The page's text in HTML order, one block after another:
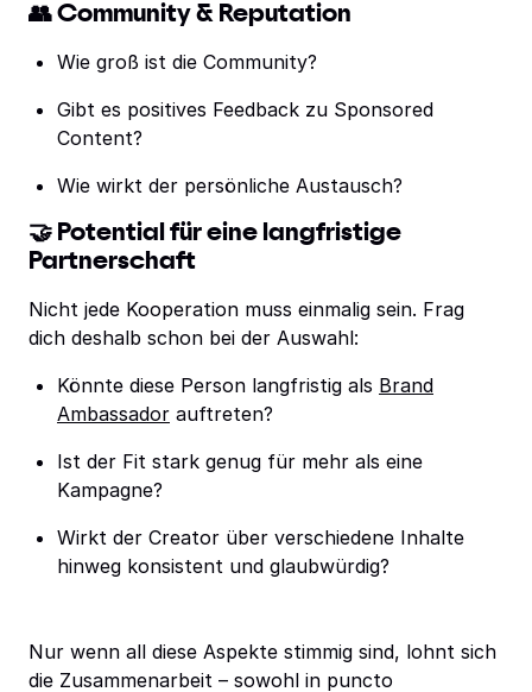
👥 Community & Reputation
Wie groß ist die Community?
Gibt es positives Feedback zu Sponsored
Content?
Wie wirkt der persönliche Austausch?
🤝 Potential für eine langfristige
Partnerschaft
Nicht jede Kooperation muss einmalig sein. Frag
dich deshalb schon bei der Auswahl:
Könnte diese Person langfristig als Brand
Ambassador auftreten?
Ist der Fit stark genug für mehr als eine
Kampagne?
Wirkt der Creator über verschiedene Inhalte
hinweg konsistent und glaubwürdig?
Nur wenn all diese Aspekte stimmig sind, lohnt sich
die Zusammenarbeit – sowohl in puncto